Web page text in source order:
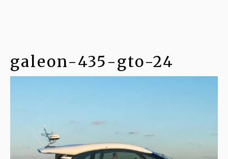
galeon-435-gto-24